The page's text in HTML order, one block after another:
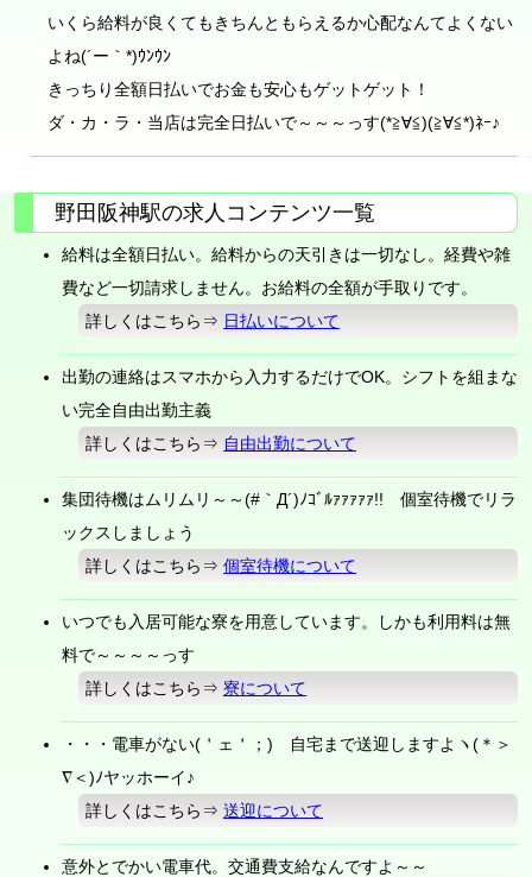
いくら給料が良くてもきちんともらえるか心配なんてよくない
よね(´ー｀*)ｳﾝｳﾝ
きっちり全額日払いでお金も安心もゲットゲット！
ダ・カ・ラ・当店は完全日払いで～～～っす(*≧∀≦)(≧∀≦*)ﾈｰ♪
野田阪神駅の求人コンテンツ一覧
給料は全額日払い。給料からの天引きは一切なし。経費や雑
費など一切請求しません。お給料の全額が手取りです。
詳しくはこちら⇒ 日払いについて
出勤の連絡はスマホから入力するだけでOK。シフトを組まな
い完全自由出勤主義
詳しくはこちら⇒ 自由出勤について
集団待機はムリムリ～～(#｀Д´)ﾉｺﾞﾙｧｧｧｧｧ!! 個室待機でリラ
ックスしましょう
詳しくはこちら⇒個室待機について
いつでも入居可能な寮を用意しています。しかも利用料は無
料で～～～～っす
詳しくはこちら⇒寮について
・・・電車がない(＇ェ＇；) 自宅まで送迎しますよヽ(＊＞
∇＜)ﾉヤッホーイ♪
詳しくはこちら⇒送迎について
意外とでかい電車代。交通費支給なんですよ～～